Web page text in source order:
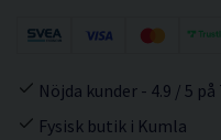
Nöjda kunder - 4.9 / 5
Fysisk butik i Kumla